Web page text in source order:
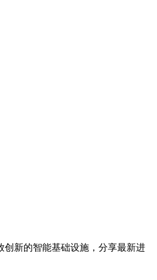
创新的智能基础设施，分享最新进